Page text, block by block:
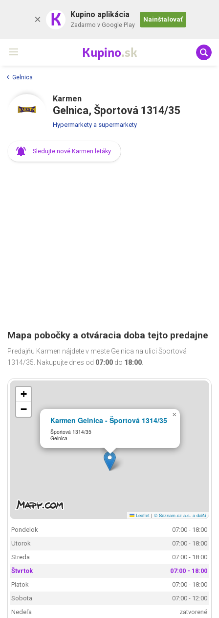
K Kupino aplikácia
Zadarmo v Google Play
Nainštalovať
Kupino.sk
Gelnica
Karmen
Gelnica, Športová 1314/35
Hypermarkety a supermarkety
Sledujte nové Karmen letáky
Mapa pobočky a otváracia doba tejto predajne
Predajňu Karmen nájdete v meste Gelnica na ulici Športová
1314/35. Nakupujte dnes od 07:00 do 18:00.
Karmen Gelnica - Športová 1314/35
Športová 1314/35
Gelnica
×
+
−
Leaflet | © Seznam.cz a.s. a další
Pondelok
07:00 - 18:00
Utorok
07:00 - 18:00
Streda
07:00 - 18:00
Štvrtok
07:00 - 18:00
Piatok
07:00 - 18:00
Sobota
07:00 - 12:00
Nedeľa
zatvorené